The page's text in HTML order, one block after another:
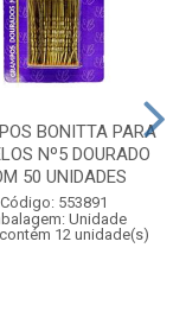
BONITTA PARA
Nº5 DOURADO
50 UNIDADES
Código: 553891
Unidade
12 unidade(s)